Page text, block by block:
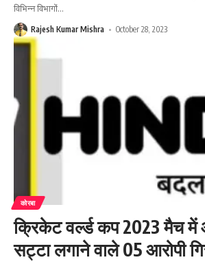
विभिन्न विभागों…
Rajesh Kumar Mishra October 28, 2023
कोरबा
क्रिकेट वर्ल्ड कप 2023 मैच
सट्टा लगाने वाले 05 आरोपी